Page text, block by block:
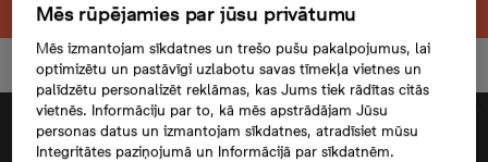
Mēs rūpējamies par jūsu privātumu
Mēs izmantojam sīkdatnes un trešo pušu pakalpojumus, lai
optimizētu un pastāvīgi uzlabotu savas tīmekļa vietnes un
palīdzētu personalizēt reklāmas, kas Jums tiek rādītas citās
vietnēs. Informāciju par to, kā mēs apstrādājam Jūsu
personas datus un izmantojam sīkdatnes, atradīsiet mūsu
Integritātes paziņojumā un Informācijā par sīkdatnēm.